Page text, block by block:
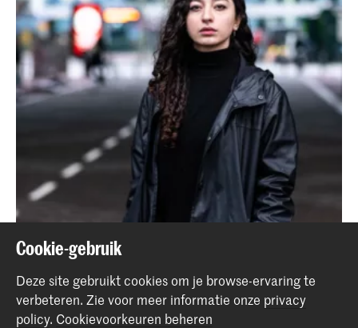
Farzaneh Nouri:”The knowledge transfer among
students, teachers and staff is extraordinary”
Nieuws
Cookie-gebruik
Deze site gebruikt cookies om je browse-ervaring te
verbeteren. Zie voor meer informatie onze privacy
policy. Cookievoorkeuren beheren